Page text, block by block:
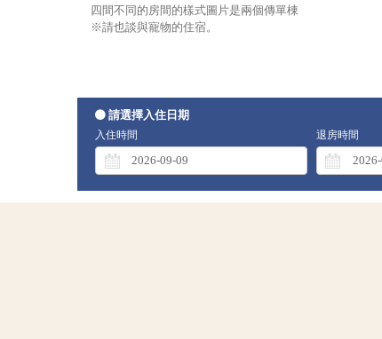
四間不同的房間的樣式圖片是兩個傳單棟
※請也談與寵物的住宿。
請選擇入住日期
入住時間 退房時間